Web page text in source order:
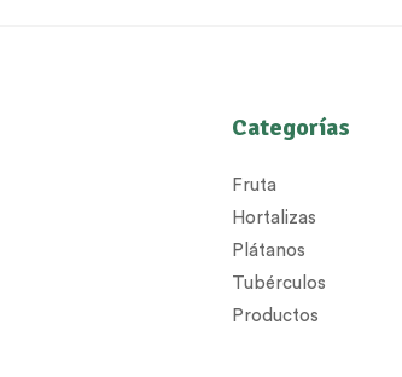
Categorías
Fruta
Hortalizas
Plátanos
Tubérculos
Productos